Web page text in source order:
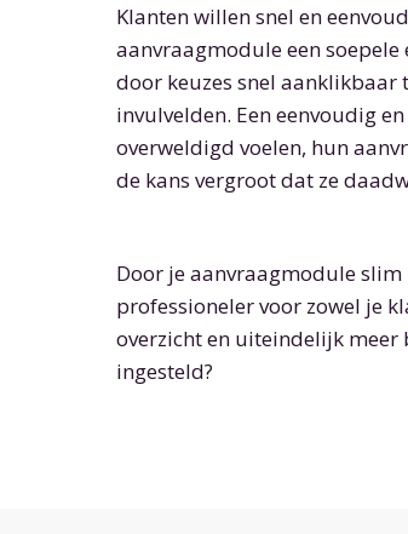
Klanten willen snel en
aanvraagmodule een
door keuzes snel aanklikbaar
invulvelden. Een eenvoudig
overweldigd voelen, hun
de kans vergroot dat ze
Door je aanvraagmodule
professioneler voor zowel je
overzicht en uiteindelijk meer
ingesteld?